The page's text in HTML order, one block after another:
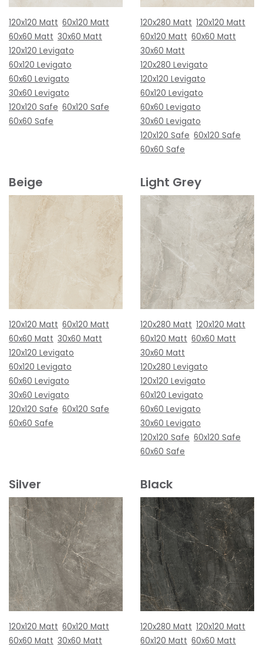
120x120 Matt 60x120 Matt
60x60 Matt 30x60 Matt
120x120 Levigato
60x120 Levigato
60x60 Levigato
30x60 Levigato
120x120 Safe 60x120 Safe
60x60 Safe
120x280 Matt 120x120 Matt
60x120 Matt 60x60 Matt
30x60 Matt
120x280 Levigato
120x120 Levigato
60x120 Levigato
60x60 Levigato
30x60 Levigato
120x120 Safe 60x120 Safe
60x60 Safe
Beige
120x120 Matt 60x120 Matt
60x60 Matt 30x60 Matt
120x120 Levigato
60x120 Levigato
60x60 Levigato
30x60 Levigato
120x120 Safe 60x120 Safe
60x60 Safe
Light Grey
120x280 Matt 120x120 Matt
60x120 Matt 60x60 Matt
30x60 Matt
120x280 Levigato
120x120 Levigato
60x120 Levigato
60x60 Levigato
30x60 Levigato
120x120 Safe 60x120 Safe
60x60 Safe
Silver
120x120 Matt 60x120 Matt
60x60 Matt 30x60 Matt
Black
120x280 Matt 120x120 Matt
60x120 Matt 60x60 Matt